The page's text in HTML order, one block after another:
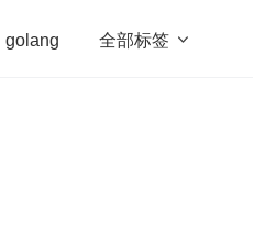
golang 全部标签 